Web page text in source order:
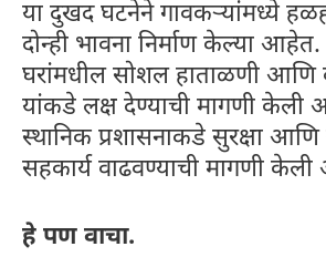
या दुखद घटनेने गावकऱ्यांमध्ये
दोन्ही भावना निर्माण केल्या
घरांमधील सोशल हाताळणी आणि
यांकडे लक्ष देण्याची मागणी केली
स्थानिक प्रशासनाकडे सुरक्षा
सहकार्य वाढवण्याची मागणी
हे पण वाचा.